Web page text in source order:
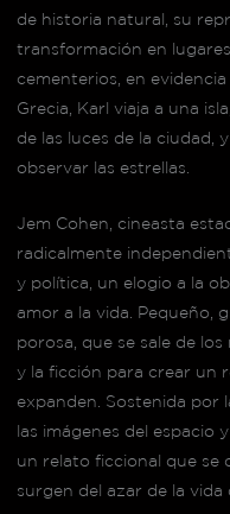
de historia natural, su
transformación en
cementerios, en
Grecia, Karl viaja a una
de las luces de la ciudad,
observar las estrellas.
Jem Cohen, cineasta
radicalmente
y política, un elogio a la
amor a la vida. Pequeño,
porosa, que se sale de
y la ficción para crear un
expanden. Sostenida por
las imágenes del espacio
un relato ficcional que se
surgen del azar de la